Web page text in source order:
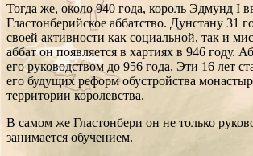
Тогда же, около 940 года, король Эдмунд I
Гластонберийское аббатство. Дунстану 31
своей активности как социальной, так и
аббат он появляется в хартиях в 946 году.
его руководством до 956 года. Эти 16 лет
его будущих реформ обустройства
территории королевства.
В самом же Гластонбери он не только
занимается обучением.